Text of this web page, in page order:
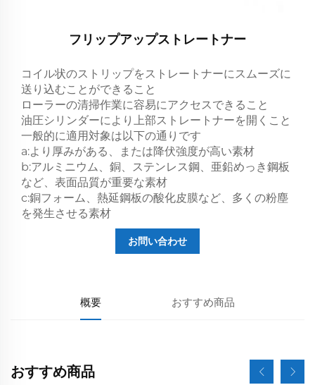
フリップアップストレートナー
コイル状のストリップをストレートナーにスムーズに
送り込むことができること
ローラーの清掃作業に容易にアクセスできること
油圧シリンダーにより上部ストレートナーを開くこと
一般的に適用対象は以下の通りです
a:より厚みがある、または降伏強度が高い素材
b:アルミニウム、銅、ステンレス鋼、亜鉛めっき鋼板
など、表面品質が重要な素材
c:銅フォーム、熱延鋼板の酸化皮膜など、多くの粉塵
を発生させる素材
お問い合わせ
概要 おすすめ商品
おすすめ商品